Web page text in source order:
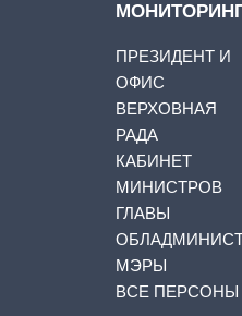
ПРЕЗИДЕНТ И
ОФИС
ВЕРХОВНАЯ
РАДА
КАБИНЕТ
МИНИСТРОВ
ГЛАВЫ
МЭРЫ
ВСЕ ПЕРСОНЫ